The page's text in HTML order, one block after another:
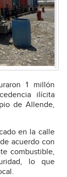
1 millón
ilícita
de Allende,
en la calle
acuerdo con
combustible,
lo que